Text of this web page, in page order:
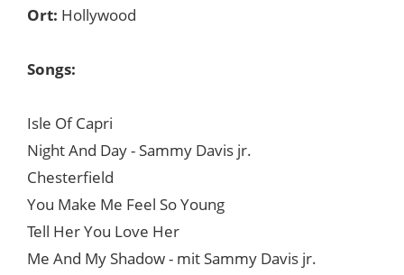
Ort: Hollywood
Songs:
Isle Of Capri
Night And Day - Sammy Davis jr.
Chesterfield
You Make Me Feel So Young
Tell Her You Love Her
Me And My Shadow - mit Sammy Davis jr.